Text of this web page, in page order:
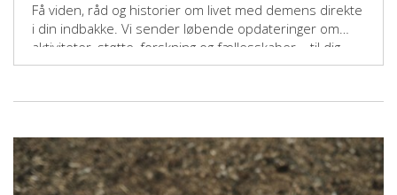
Få viden, råd og historier om livet med demens direkte
i din indbakke. Vi sender løbende opdateringer om
aktiviteter, støtte, forskning og fællesskaber – til dig,
der vil gøre en forskel.